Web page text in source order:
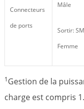
Connecteurs
de ports
Mâle
Sortir:
Femme
1Gestion de la
charge est compris